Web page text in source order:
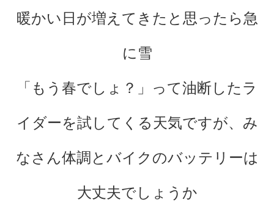
暖かい日が増えてきたと思ったら急
に雪
「もう春でしょ？」って油断したラ
イダーを試してくる天気ですが、み
なさん体調とバイクのバッテリーは
大丈夫でしょうか